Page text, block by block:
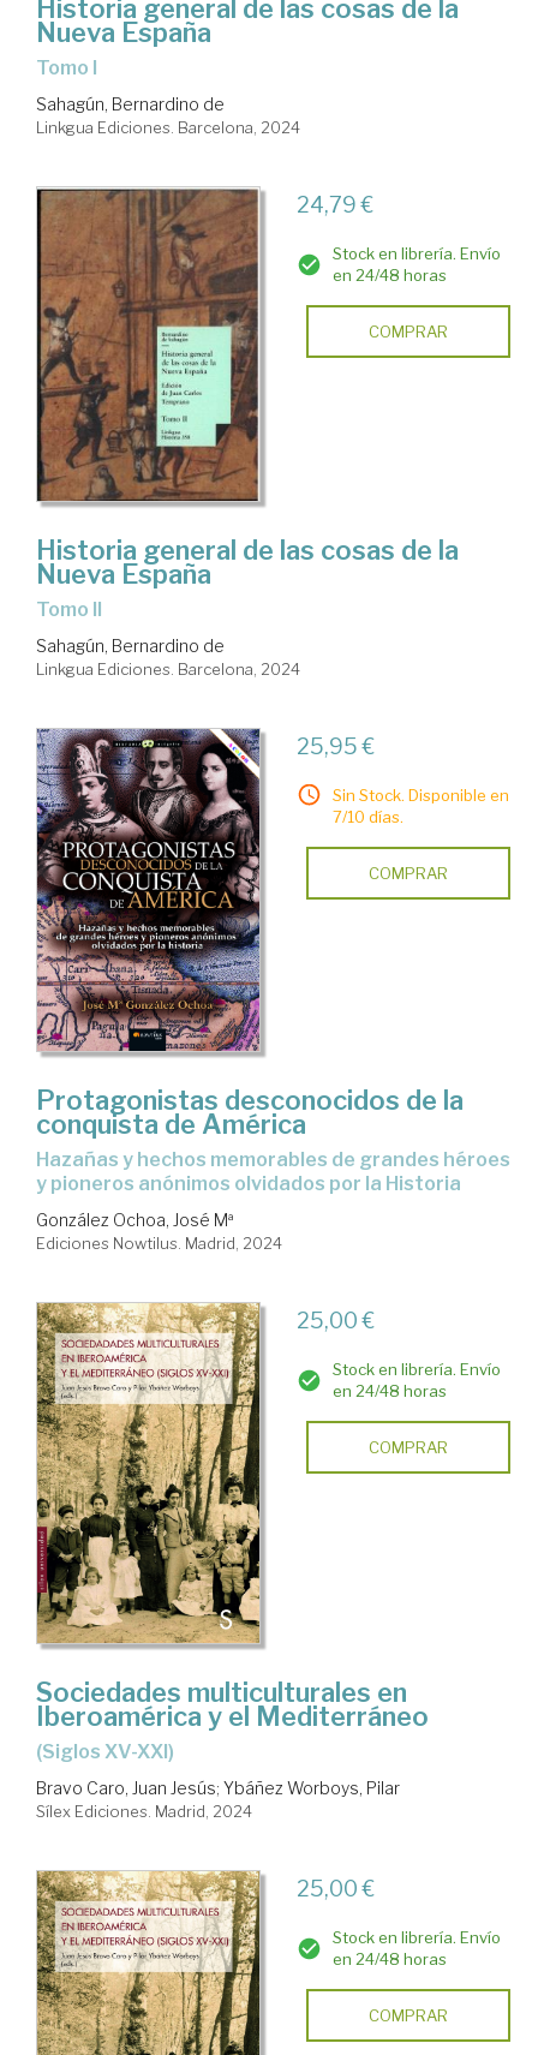
Historia general de las cosas de la
Nueva España
Tomo I
Sahagún, Bernardino de
Linkgua Ediciones. Barcelona, 2024
24,79 €
Stock en librería. Envío
en 24/48 horas
COMPRAR
Historia general de las cosas de la
Nueva España
Tomo II
Sahagún, Bernardino de
Linkgua Ediciones. Barcelona, 2024
25,95 €
Sin Stock. Disponible en
7/10 días.
COMPRAR
Protagonistas desconocidos de la
conquista de América
hazañas y hechos memorables de grandes héroes
y pioneros anónimos olvidados por la Historia
González Ochoa, José Mª
Ediciones Nowtilus. Madrid, 2024
25,00 €
Stock en librería. Envío
en 24/48 horas
COMPRAR
Sociedades multiculturales en
Iberoamérica y el Mediterráneo
(Siglos XV-XXI)
Bravo Caro, Juan Jesús; Ybáñez Worboys, Pilar
Sílex Ediciones. Madrid, 2024
25,00 €
Stock en librería. Envío
en 24/48 horas
COMPRAR